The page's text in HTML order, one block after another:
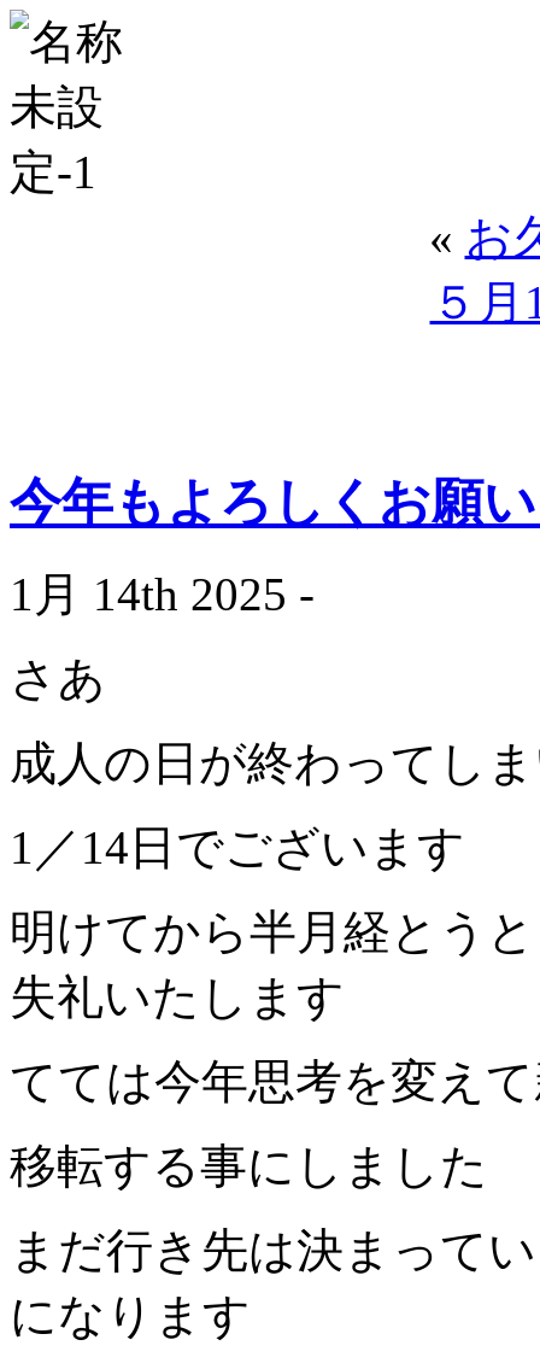
« お
５
今年もよろしくお願
1月 14th 2025 -
さあ
成人の日が終わってし
1／14日でございます
明けてから半月経とう
失礼いたします
てては今年思考を変え
移転する事にしました
まだ行き先は決まって
になります